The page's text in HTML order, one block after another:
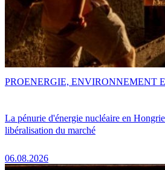
La pénurie d'énergie nucléaire en
libéralisation du marché
06.08.2026
PROENERGIE, ENVIRONNEMENT